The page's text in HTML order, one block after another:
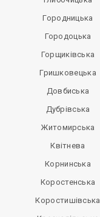
Городницька
Городоцька
Горщиківська
Гришковецька
Довбиська
Дубрівська
Житомирська
Квітнева
Корнинська
Коростенська
Коростишівська